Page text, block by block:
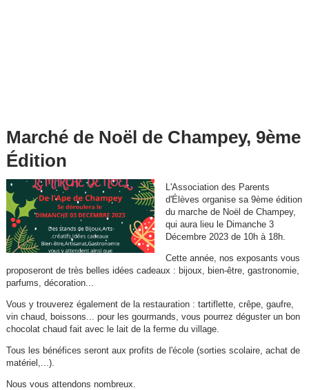
Marché de Noël de Champey, 9ème
Édition
L'Association des Parents
d'Élèves organise sa 9ème édition
du marche de Noël de Champey,
qui aura lieu le Dimanche 3
Décembre 2023 de 10h à 18h.
Cette année, nos exposants vous
proposeront de très belles idées cadeaux : bijoux, bien-être, gastronomie,
parfums, décoration...
Vous y trouverez également de la restauration : tartiflette, crêpe, gaufre,
vin chaud, boissons... pour les gourmands, vous pourrez déguster un bon
chocolat chaud fait avec le lait de la ferme du village.
Tous les bénéfices seront aux profits de l'école (sorties scolaire, achat de
matériel,...).
Nous vous attendons nombreux.